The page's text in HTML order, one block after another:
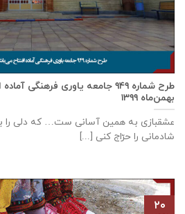
بهمن‌ماه ۱۳۹۹
عشقبازی به همین آسانی ست… که دلی را
شادمانی را حرّاج کنی [...]
۲۰